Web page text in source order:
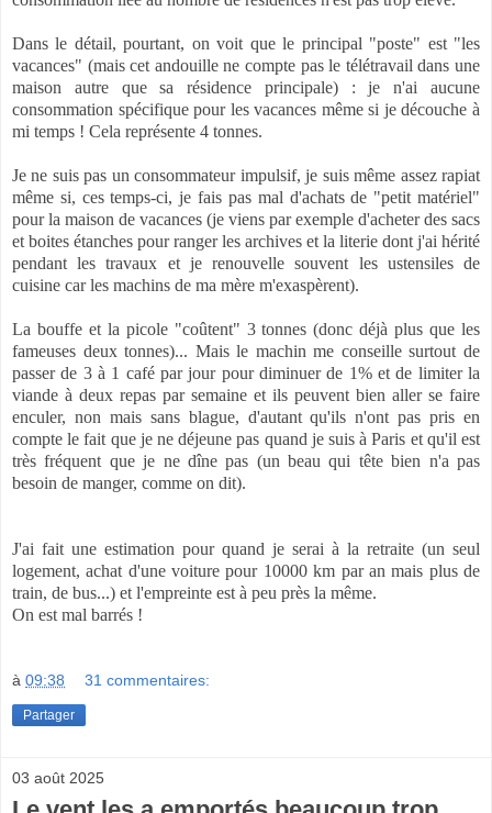
Dans le détail, pourtant, on voit que le principal "poste" est "les
vacances" (mais cet andouille ne compte pas le télétravail dans une
maison autre que sa résidence principale) : je n'ai aucune
consommation spécifique pour les vacances même si je découche à
mi temps ! Cela représente 4 tonnes.
Je ne suis pas un consommateur impulsif, je suis même assez rapiat
même si, ces temps-ci, je fais pas mal d'achats de "petit matériel"
pour la maison de vacances (je viens par exemple d'acheter des sacs
et boites étanches pour ranger les archives et la literie dont j'ai hérité
pendant les travaux et je renouvelle souvent les ustensiles de
cuisine car les machins de ma mère m'exaspèrent).
La bouffe et la picole "coûtent" 3 tonnes (donc déjà plus que les
fameuses deux tonnes)... Mais le machin me conseille surtout de
passer de 3 à 1 café par jour pour diminuer de 1% et de limiter la
viande à deux repas par semaine et ils peuvent bien aller se faire
enculer, non mais sans blague, d'autant qu'ils n'ont pas pris en
compte le fait que je ne déjeune pas quand je suis à Paris et qu'il est
très fréquent que je ne dîne pas (un beau qui tête bien n'a pas
besoin de manger, comme on dit).
J'ai fait une estimation pour quand je serai à la retraite (un seul
logement, achat d'une voiture pour 10000 km par an mais plus de
train, de bus...) et l'empreinte est à peu près la même.
On est mal barrés !
à 09:38 31 commentaires:
Partager
03 août 2025